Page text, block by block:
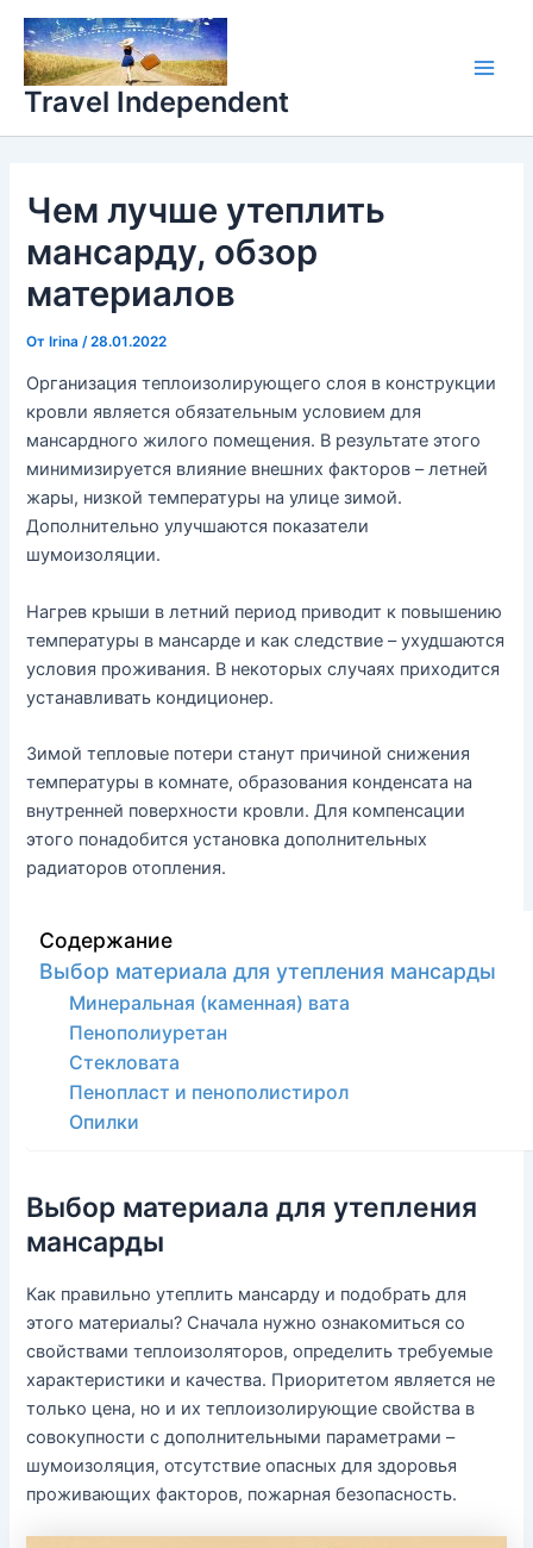
Перейти
содержимому
Travel Independent
Чем лучше утеплить
мансарду, обзор
материалов
От Irina/28.01.2022
Организация теплоизолирующего слоя в конструкции
кровли является обязательным условием для
мансардного жилого помещения. В результате этого
минимизируется влияние внешних факторов – летней
жары, низкой температуры на улице зимой.
Дополнительно улучшаются показатели
шумоизоляции.
Нагрев крыши в летний период приводит к повышению
температуры в мансарде и как следствие – ухудшаются
условия проживания. В некоторых случаях приходится
устанавливать кондиционер.
Зимой тепловые потери станут причиной снижения
температуры в комнате, образования конденсата на
внутренней поверхности кровли. Для компенсации
этого понадобится установка дополнительных
радиаторов отопления.
Содержание
Выбор материала для утепления мансарды
Минеральная (каменная) вата
Пенополиуретан
Стекловата
Пенопласт и пенополистирол
Опилки
Выбор материала для утепления
мансарды
Как правильно утеплить мансарду и подобрать для
этого материалы? Сначала нужно ознакомиться со
свойствами теплоизоляторов, определить требуемые
характеристики и качества. Приоритетом является не
только цена, но и их теплоизолирующие свойства в
совокупности с дополнительными параметрами –
шумоизоляция, отсутствие опасных для здоровья
проживающих факторов, пожарная безопасность.